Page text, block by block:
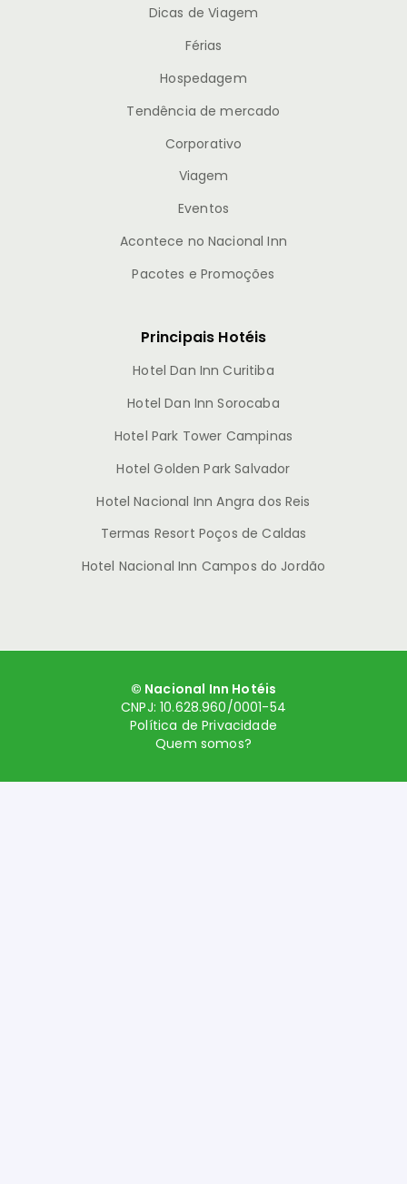
Dicas de Viagem
Férias
Hospedagem
Tendência de mercado
Corporativo
Viagem
Eventos
Acontece no Nacional Inn
Pacotes e Promoções
Principais Hotéis
Hotel Dan Inn Curitiba
Hotel Dan Inn Sorocaba
Hotel Park Tower Campinas
Hotel Golden Park Salvador
Hotel Nacional Inn Angra dos Reis
Termas Resort Poços de Caldas
Hotel Nacional Inn Campos do Jordão
© Nacional Inn Hotéis
CNPJ: 10.628.960/0001-54
Política de Privacidade
Quem somos?